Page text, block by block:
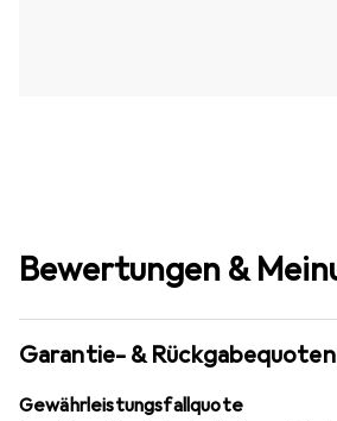
Bewertungen &
Garantie- & Rückgabequoten
Gewährleistungsfallquote